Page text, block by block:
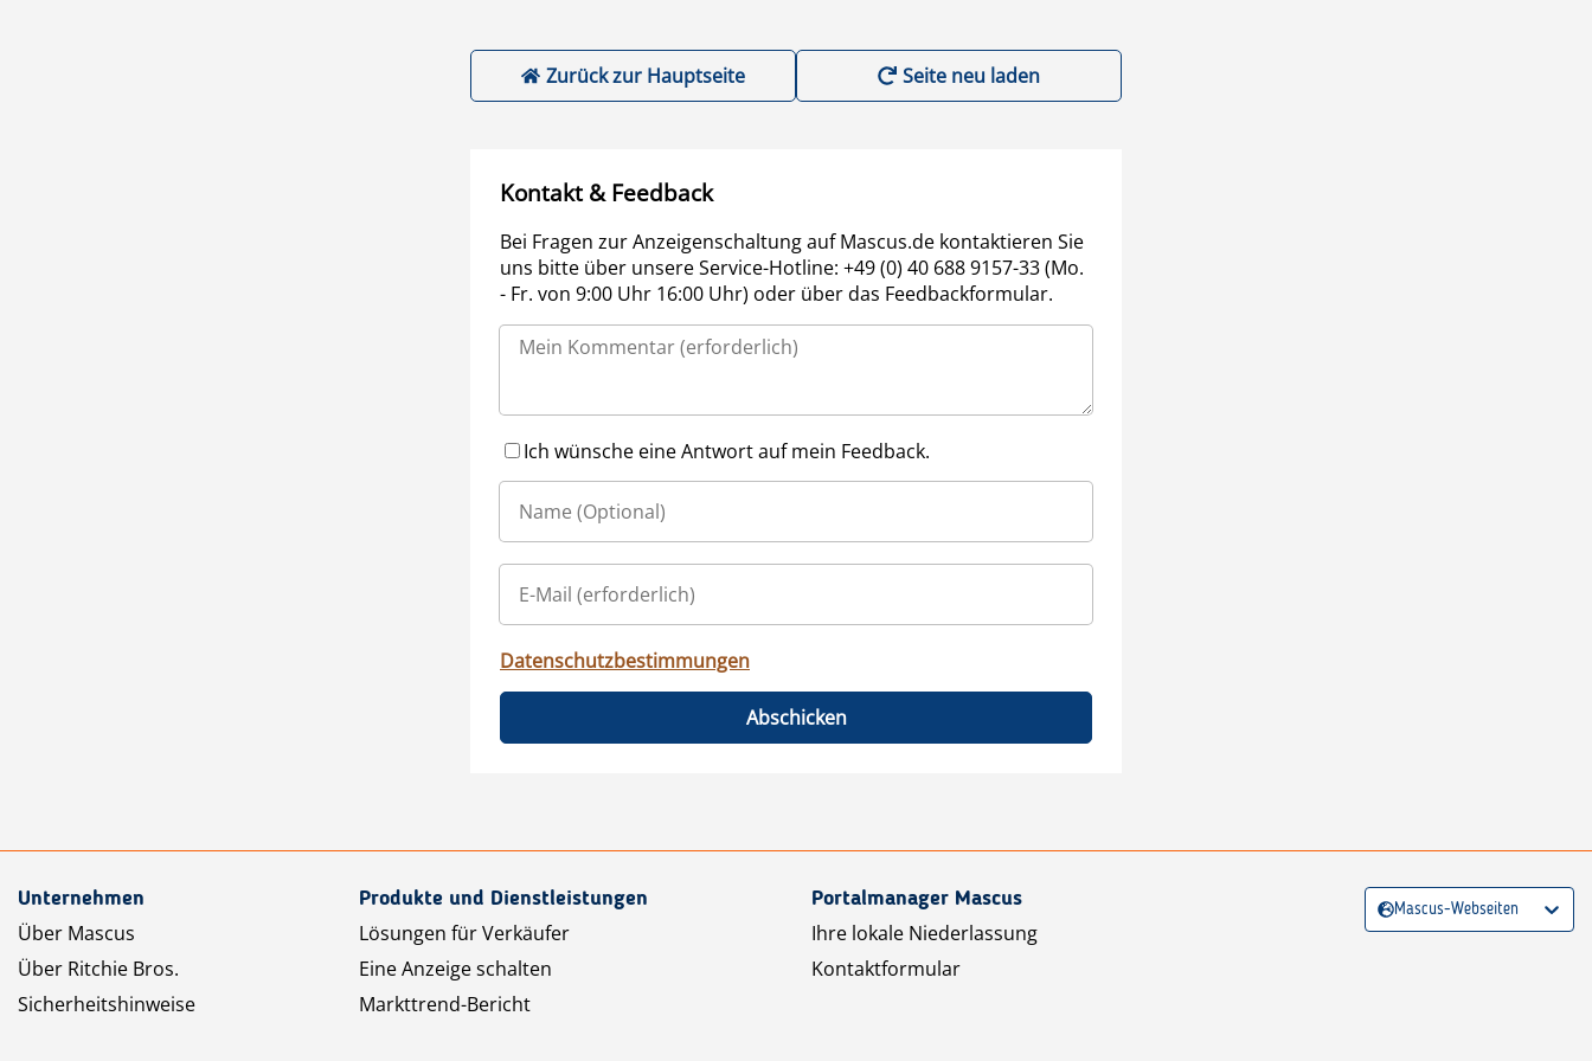
Zurück zur Hauptseite Seite neu laden
Kontakt & Feedback
Bei Fragen zur Anzeigenschaltung auf Mascus.de kontaktieren Sie
uns bitte über unsere Service-Hotline: +49 (0) 40 688 9157-33 (Mo.
- Fr. von 9:00 Uhr 16:00 Uhr) oder über das Feedbackformular.
Ich wünsche eine Antwort auf mein Feedback.
Datenschutzbestimmungen
Abschicken
Unternehmen
Über Mascus
Über Ritchie Bros.
Sicherheitshinweise
Produkte und Dienstleistungen
Lösungen für Verkäufer
Eine Anzeige schalten
Markttrend-Bericht
Portalmanager Mascus
Ihre lokale Niederlassung
Kontaktformular
Mascus-Webseiten